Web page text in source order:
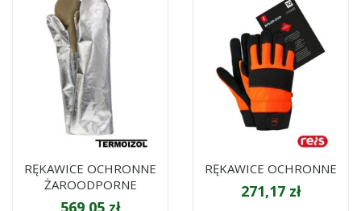
RĘKAWICE OCHRONNE
ŻAROODPORNE
569,05 zł
RĘKAWICE OCHRONNE
271,17 zł